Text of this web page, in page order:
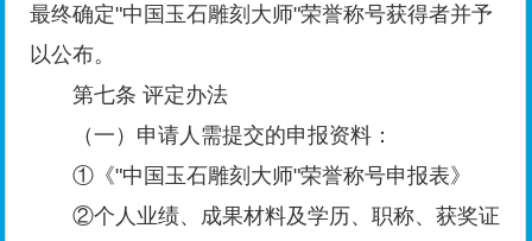
最终确定"中国玉石雕刻大师"荣誉称号获得者并予
以公布。
第七条 评定办法
（一）申请人需提交的申报资料：
①《"中国玉石雕刻大师"荣誉称号申报表》
②个人业绩、成果材料及学历、职称、获奖证